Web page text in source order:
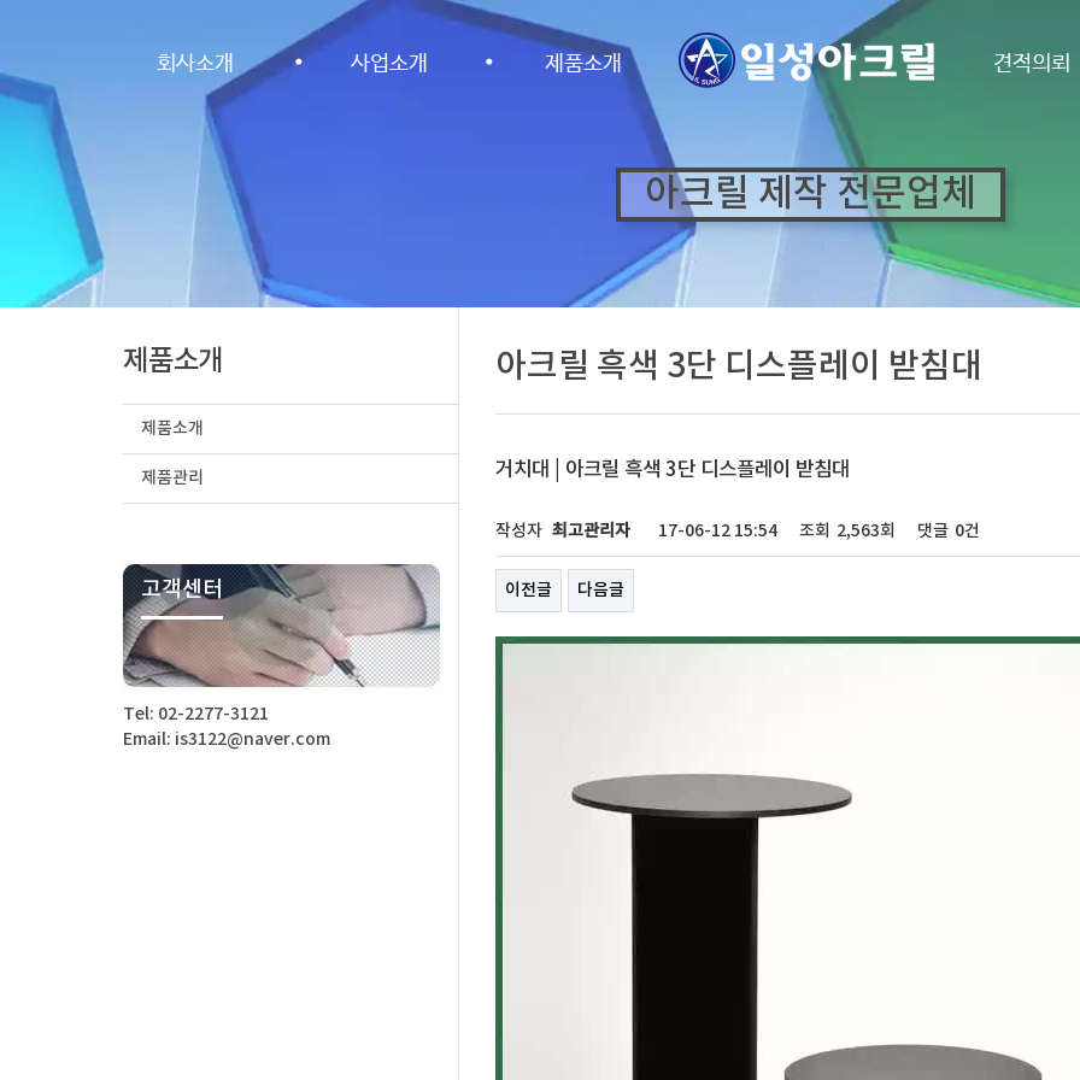
··
회사소개 사업소개 제품소개 견적의뢰
아크릴 제작 전문업체
제품소개
제품소개
제품관리
고객센터
Tel: 02-2277-3121
Email: is3122@naver.com
아크릴 흑색 3단 디스플레이 받침대
거치대 | 아크릴 흑색 3단 디스플레이 받침대
작성자 최고관리자 17-06-12 15:54 조회 2,563회 댓글 0건
이전글 다음글